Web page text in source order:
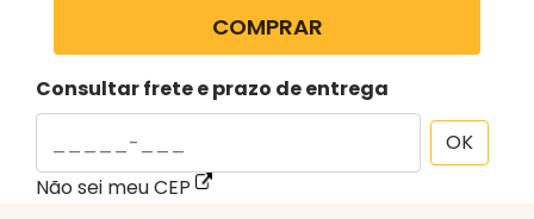
COMPRAR
Consultar frete e prazo de entrega
OK
Não sei meu CEP